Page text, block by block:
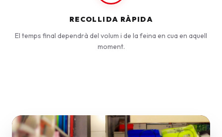
RECOLLIDA RÀPIDA
El temps final dependrà del volum i de la feina en cua en aquell
moment.